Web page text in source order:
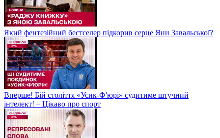
Який фентезійний бестселер підкорив серце Яни Завальської?
Вперше! Бій століття «Усик-Ф'юрі» судитиме штучний
інтелект! – Цікаво про спорт